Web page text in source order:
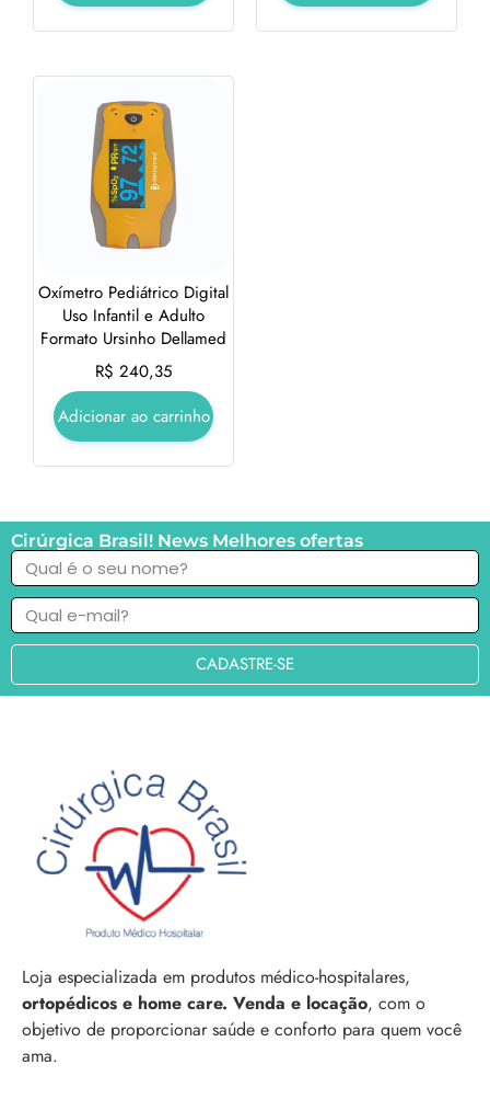
Oxímetro Pediátrico Digital
Uso Infantil e Adulto
Formato Ursinho Dellamed
R$ 240,35
Adicionar ao carrinho
Cirúrgica Brasil! News Melhores ofertas
CADASTRE-SE
Loja especializada em produtos médico-hospitalares,
ortopédicos e home care. Venda e locação, com o
objetivo de proporcionar saúde e conforto para quem você
ama.